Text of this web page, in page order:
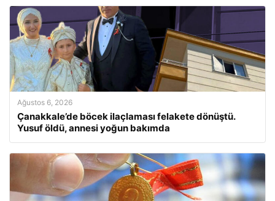
Ağustos 6, 2026
Çanakkale’de böcek ilaçlaması felakete dönüştü.
Yusuf öldü, annesi yoğun bakımda